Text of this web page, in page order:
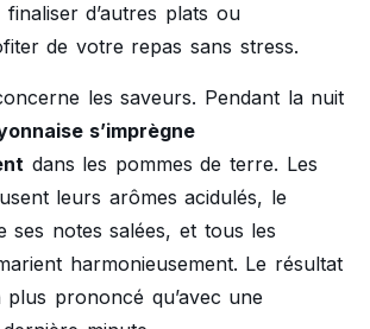
d’autres plats ou
de votre repas sans stress.
les saveurs. Pendant la nuit
s’imprègne
dans les pommes de terre. Les
leurs arômes acidulés, le
ses notes salées, et tous les
harmonieusement. Le résultat
prononcé qu’avec une